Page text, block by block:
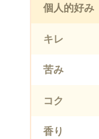
個人的好み
キレ
苦み
コク
香り